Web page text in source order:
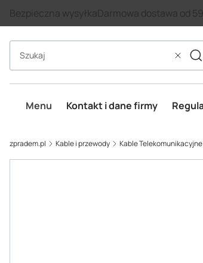
Bezpieczna wysyłkaDarmowa dostawa od
Menu Kontakt i dane firmy
zpradem.pl Kable i przewody Kable Telekomunikacyjne